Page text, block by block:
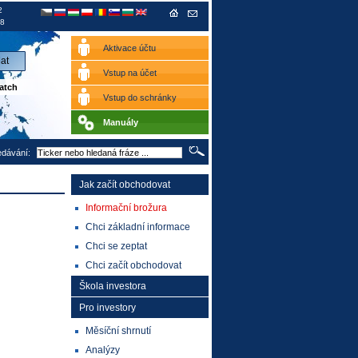
Jak začít obchodovat
Informační brožura
Chci základní informace
Chci se zeptat
Chci začít obchodovat
Škola investora
Pro investory
Měsíční shrnutí
Analýzy
Aktivace účtu
Vstup na účet
Vstup do schránky
Manuály